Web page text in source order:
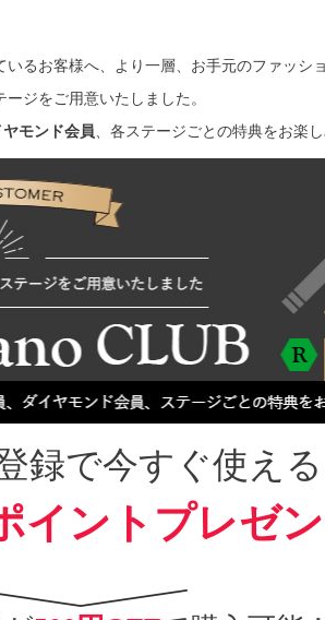
るお客様へ、より一層、お手元のファッシ
ジをご用意いたしました。
モンド会員、各ステージごとの特典をお楽し
録で今すぐ使える
イントプレゼン